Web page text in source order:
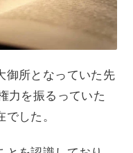
御所となっていた先
力を振るっていた
した。